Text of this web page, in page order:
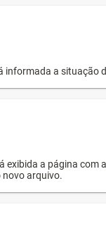
informada a situação
exibida a página com
novo arquivo.